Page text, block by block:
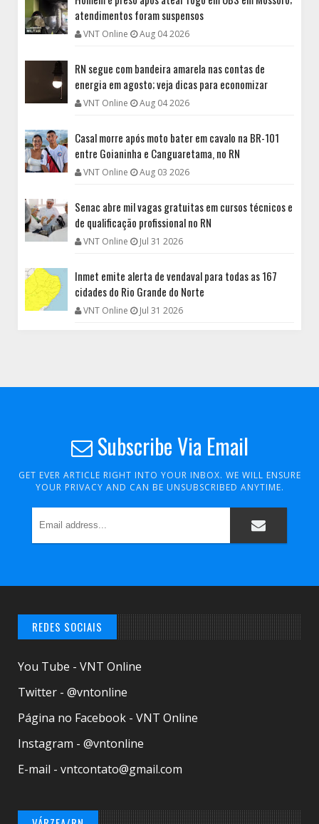
atendimentos foram suspensos
VNT Online Aug 04 2026
RN segue com bandeira amarela nas contas de
energia em agosto; veja dicas para economizar
VNT Online Aug 04 2026
Casal morre após moto bater em cavalo na BR-101
entre Goianinha e Canguaretama, no RN
VNT Online Aug 03 2026
Senac abre mil vagas gratuitas em cursos técnicos e
de qualificação profissional no RN
VNT Online Jul 31 2026
Inmet emite alerta de vendaval para todas as 167
cidades do Rio Grande do Norte
VNT Online Jul 31 2026
Subscribe Via Email
GET EVER ARTICLE RIGHT INTO YOUR INBOX. WE WILL ENSURE
YOUR PRIVACY AND CAN BE UNSUBSCRIBED ANYTIME.
REDES SOCIAIS
You Tube - VNT Online
Twitter - @vntonline
Página no Facebook - VNT Online
Instagram - @vntonline
E-mail - vntcontato@gmail.com